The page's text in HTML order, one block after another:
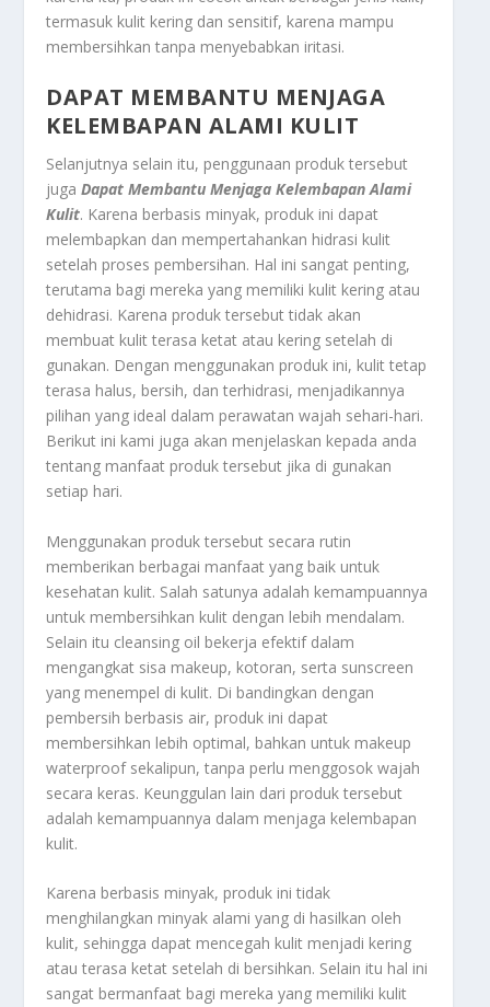
termasuk kulit kering dan sensitif, karena mampu
membersihkan tanpa menyebabkan iritasi.
DAPAT MEMBANTU MENJAGA
KELEMBAPAN ALAMI KULIT
Selanjutnya selain itu, penggunaan produk tersebut
jugaDapat Membantu Menjaga Kelembapan Alami
Kulit. Karena berbasis minyak, produk ini dapat
melembapkan dan mempertahankan hidrasi kulit
setelah proses pembersihan. Hal ini sangat penting,
terutama bagi mereka yang memiliki kulit kering atau
dehidrasi. Karena produk tersebut tidak akan
membuat kulit terasa ketat atau kering setelah di
gunakan. Dengan menggunakan produk ini, kulit tetap
terasa halus, bersih, dan terhidrasi, menjadikannya
pilihan yang ideal dalam perawatan wajah sehari-hari.
Berikut ini kami juga akan menjelaskan kepada anda
tentang manfaat produk tersebut jika di gunakan
setiap hari.
Menggunakan produk tersebut secara rutin
memberikan berbagai manfaat yang baik untuk
kesehatan kulit. Salah satunya adalah kemampuannya
untuk membersihkan kulit dengan lebih mendalam.
Selain itu cleansing oil bekerja efektif dalam
mengangkat sisa makeup, kotoran, serta sunscreen
yang menempel di kulit. Di bandingkan dengan
pembersih berbasis air, produk ini dapat
membersihkan lebih optimal, bahkan untuk makeup
waterproof sekalipun, tanpa perlu menggosok wajah
secara keras. Keunggulan lain dari produk tersebut
adalah kemampuannya dalam menjaga kelembapan
kulit.
Karena berbasis minyak, produk ini tidak
menghilangkan minyak alami yang di hasilkan oleh
kulit, sehingga dapat mencegah kulit menjadi kering
atau terasa ketat setelah di bersihkan. Selain itu hal ini
sangat bermanfaat bagi mereka yang memiliki kulit